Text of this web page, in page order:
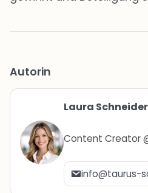
Autorin
Laura Schneider
Content Creator
info@taurus-